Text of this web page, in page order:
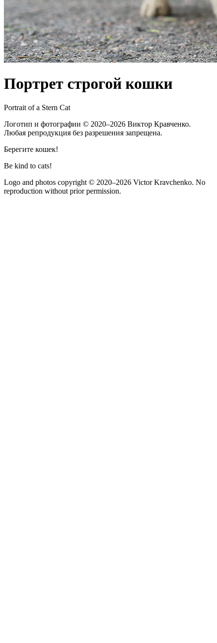
Портрет строгой кошки
Portrait of a Stern Cat
Логотип и фотографии © 2020–2026 Виктор Кравченко.
Любая репродукция без разрешения запрещена.
Берегите кошек!
Be kind to cats!
Logo and photos copyright © 2020–2026 Victor Kravchenko. No
reproduction without prior permission.